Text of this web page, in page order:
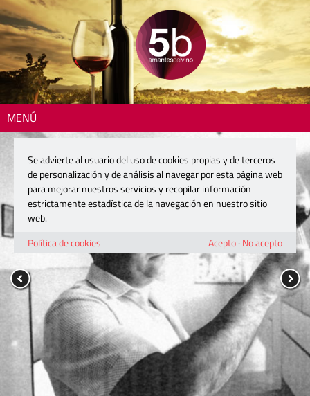
MENÚ
Se advierte al usuario del uso de cookies propias y de terceros
de personalización y de análisis al navegar por esta página web
para mejorar nuestros servicios y recopilar información
estrictamente estadística de la navegación en nuestro sitio
web.
Política de cookies
Acepto· No acepto